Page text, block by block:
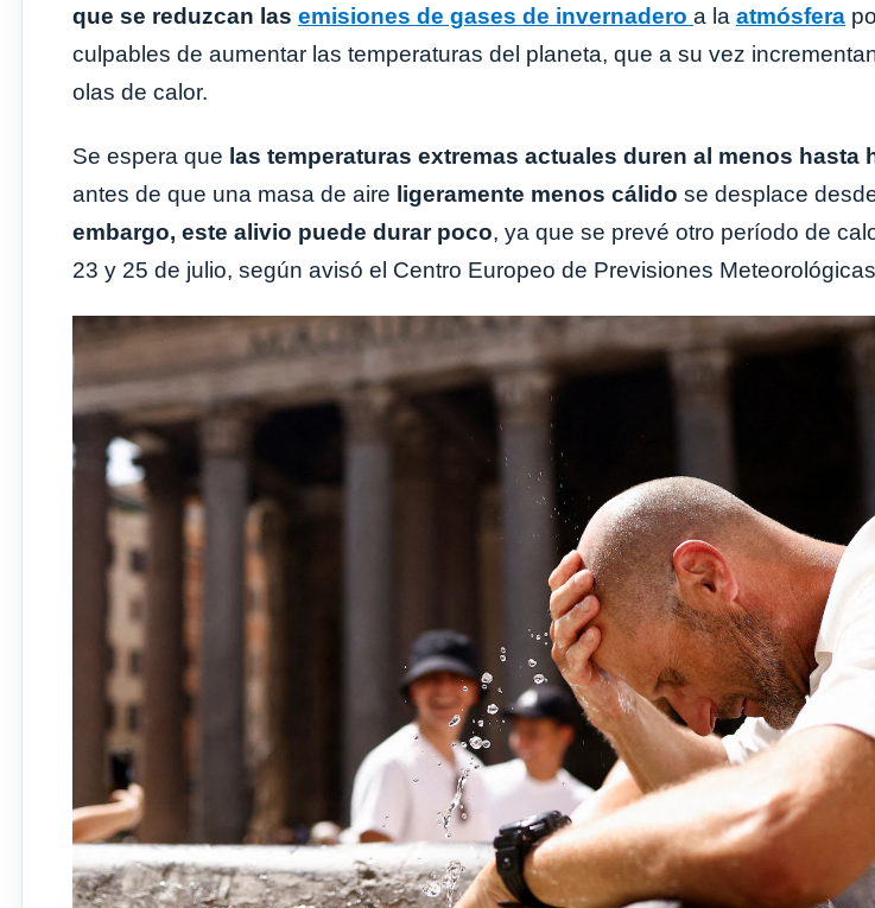
que se reduzcan las emisiones de gases de invernadero a la atmósfera
culpables de aumentar las temperaturas del planeta, que a su vez
olas de calor.
Se espera que las temperaturas extremas actuales duren al menos hasta
antes de que una masa de aire ligeramente menos cálido se desplace
embargo, este alivio puede durar poco, ya que se prevé otro período de
23 y 25 de julio, según avisó el Centro Europeo de Previsiones